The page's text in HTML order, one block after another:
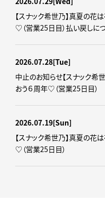
【スナック希世乃】真夏の花
♡（営業25日目）払い戻しに
2026.07.28[Tue]
中止のお知らせ【スナック希
おう６周年♡（営業25日目）
2026.07.19[Sun]
【スナック希世乃】真夏の花
♡（営業25日目）